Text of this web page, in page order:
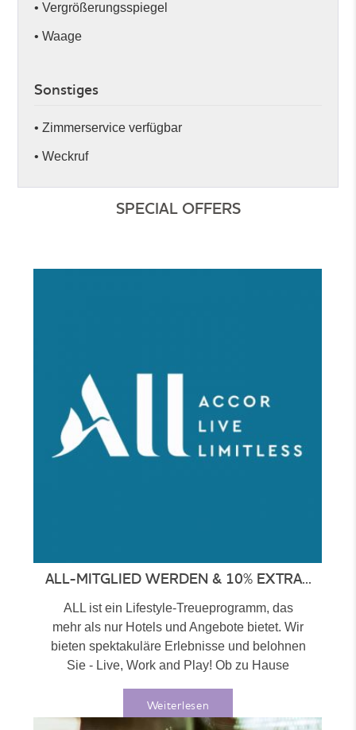
• Vergrößerungsspiegel
• Waage
Sonstiges
• Zimmerservice verfügbar
• Weckruf
SPECIAL OFFERS
ALL-MITGLIED WERDEN & 10% EXTRA...
ALL ist ein Lifestyle-Treueprogramm, das
mehr als nur Hotels und Angebote bietet. Wir
bieten spektakuläre Erlebnisse und belohnen
Sie - Live, Work and Play! Ob zu Hause
Weiterlesen